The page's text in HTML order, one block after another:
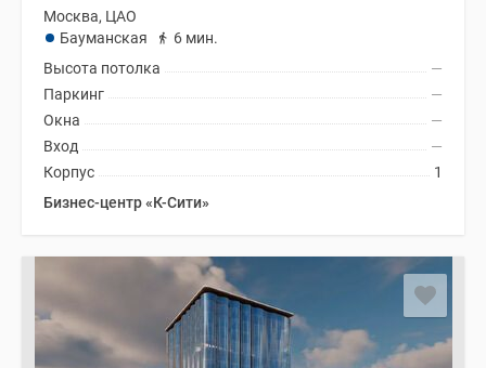
Москва, ЦАО
Бауманская
6 мин.
—
Высота потолка
—
Паркинг
—
Окна
—
Вход
1
Корпус
Бизнес-центр «К-Сити»